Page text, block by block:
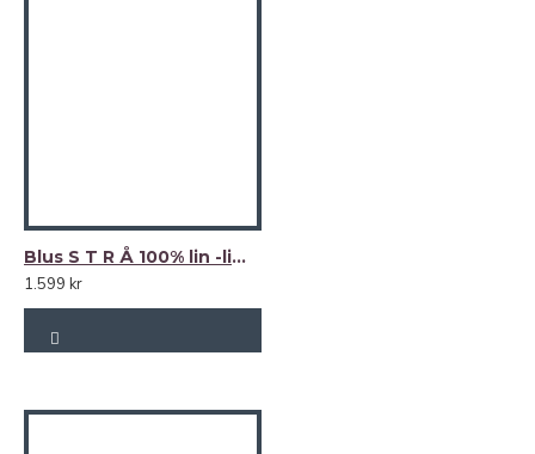
Blus S T R Å 100% lin -limegul-
1.599 kr